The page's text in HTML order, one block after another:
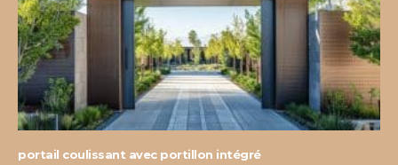
portail coulissant avec portillon intégré